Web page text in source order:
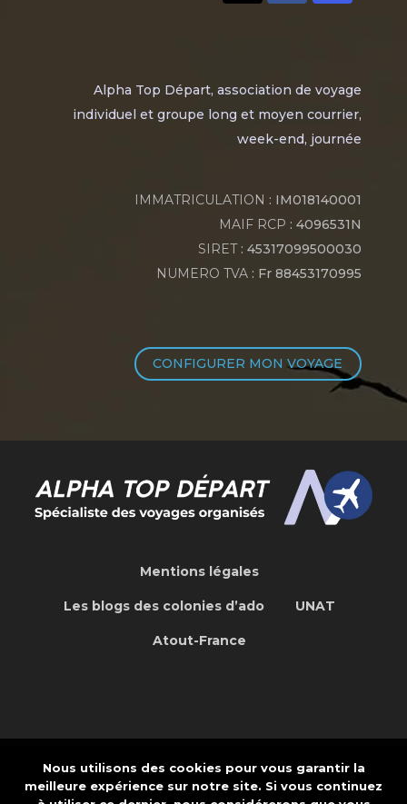
Alpha Top Départ, association de voyage
individuel et groupe long et moyen courrier,
week-end, journée
IMMATRICULATION : IM018140001
MAIF RCP : 4096531N
SIRET: 45317099500030
NUMERO TVA : Fr 88453170995
CONFIGURER MON VOYAGE
Mentions légales
Les blogs des colonies d’ado UNAT
Atout-France
Concepteur de site Web Internet et
Application: CREAPTE.COM
Nous utilisons des cookies pour vous garantir la
meilleure expérience sur notre site. Si vous continuez